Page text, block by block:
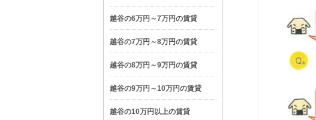
越谷の6万円～7万円の賃貸
越谷の7万円～8万円の賃貸
越谷の8万円～9万円の賃貸
越谷の9万円～10万円の賃貸
越谷の10万円以上の賃貸